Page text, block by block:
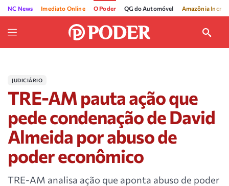
NC News Imediato Online O Poder QG do Automóvel Amazônia
JUDICIÁRIO
TRE-AM pauta ação que
pede condenação de David
Almeida por abuso de
poder econômico
TRE-AM analisa ação que aponta abuso de poder